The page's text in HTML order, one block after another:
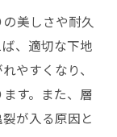
美しさや耐久
、適切な下地
やすくなり、
す。また、層
が入る原因と